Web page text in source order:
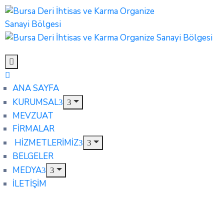
ANA SAYFA
KURUMSAL
MEVZUAT
FİRMALAR
HİZMETLERİMİZ
BELGELER
MEDYA
İLETİŞİM